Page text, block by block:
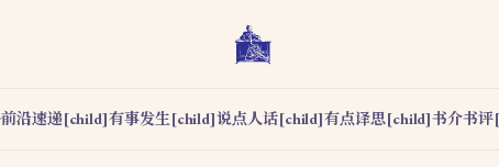
前沿速递[child]有事发生[child]说点人话[child]有点译思[child]书介书